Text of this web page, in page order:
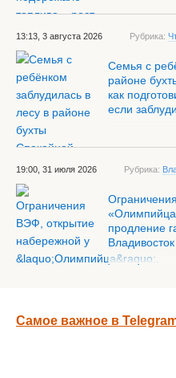
13:13, 3 августа 2026 Рубрика:
Семья с
районе
как
если
19:00, 31 июля 2026 Рубрика:
продление
Владивосток
Самое важное в